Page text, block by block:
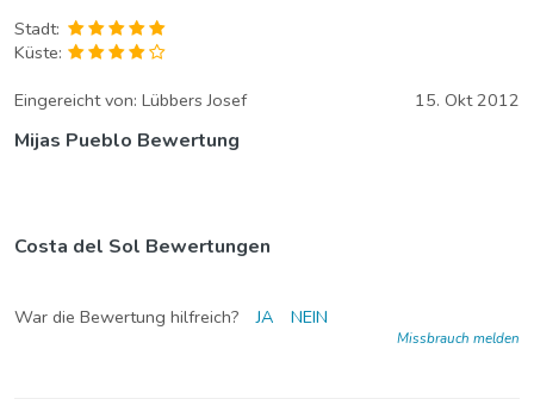
Stadt:
Küste:
Eingereicht von: Lübbers Josef 15. Okt 2012
Mijas Pueblo Bewertung
Costa del Sol Bewertungen
War die Bewertung hilfreich? JA NEIN
Missbrauch melden